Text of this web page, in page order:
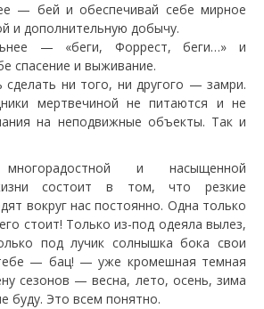
— бей и обеспечивай себе мирное
и дополнительную добычу.
— «беги, Форрест, беги…» и
спасение и выживание.
ни того, ни другого — замри.
мертвечиной не питаются и не
на неподвижные объекты. Так и
и насыщенной
состоит в том, что резкие
вокруг нас постоянно. Одна только
стоит! Только из-под одеяла вылез,
под лучик солнышка бока свои
— бац! — уже кромешная темная
сезонов — весна, лето, осень, зима
буду. Это всем понятно.